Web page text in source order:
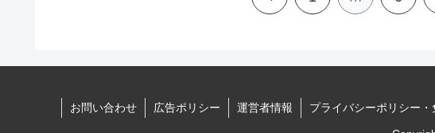
お問い合わせ 広告ポリシー 運営者情報 プライバシーポリシー・